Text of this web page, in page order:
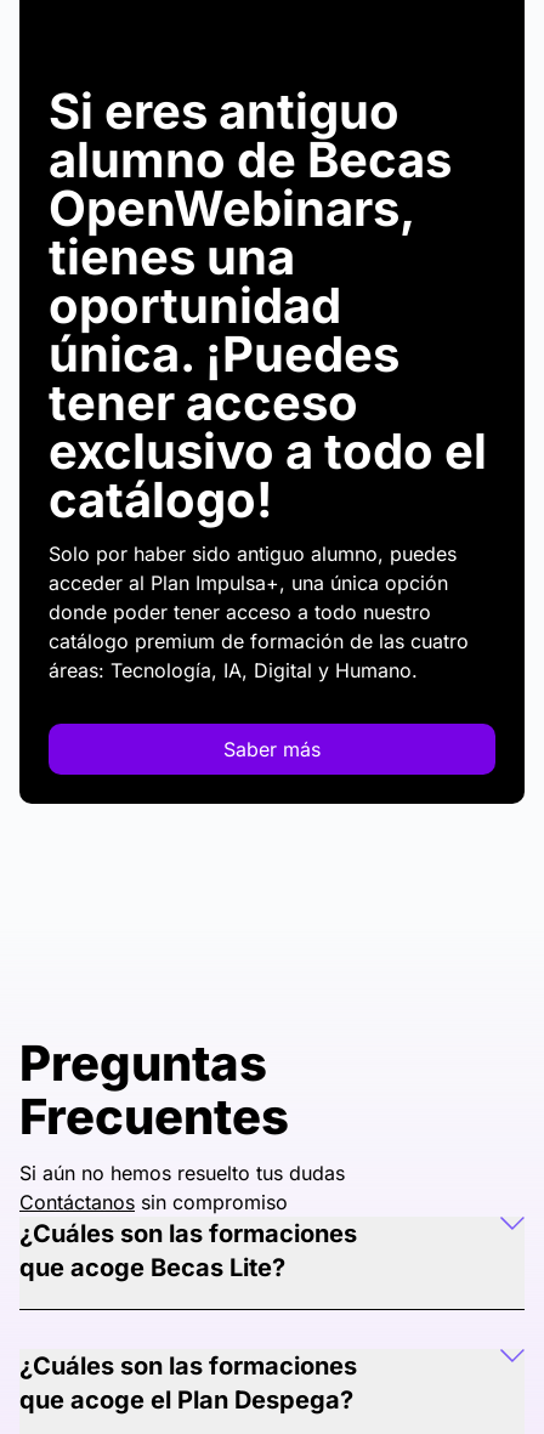
Si eres antiguo
alumno de Becas
OpenWebinars,
tienes una
oportunidad
única. ¡Puedes
tener acceso
exclusivo a todo el
catálogo!
Solo por haber sido antiguo alumno, puedes
acceder al Plan Impulsa+, una única opción
donde poder tener acceso a todo nuestro
catálogo premium de formación de las cuatro
áreas: Tecnología, IA, Digital y Humano.
Saber más
Preguntas
Frecuentes
Si aún no hemos resuelto tus dudas
Contáctanos sin compromiso
¿Cuáles son las formaciones
que acoge Becas Lite?
¿Cuáles son las formaciones
que acoge el Plan Despega?